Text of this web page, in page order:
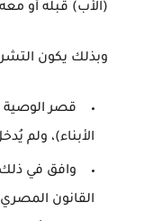
(الأب) قبله أو
وبذلك يكون
قصر الوصية
الأبناء)، ولم
وافق في ذلك
القانون